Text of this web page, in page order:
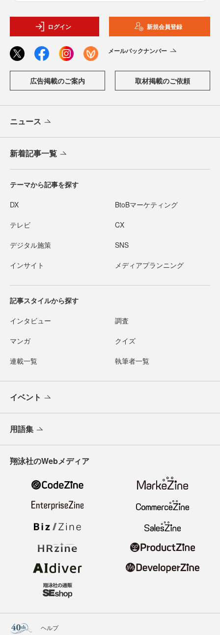
ログイン 新規会員登録
メールバックナンバー
広告掲載のご案内 取材掲載のご依頼
ニュース
新着記事一覧
テーマから記事を探す
DX BtoBマーケティング
テレビ CX
デジタル施策 SNS
インサイト メディアプランニング
記事スタイルから探す
インタビュー 調査
マンガ クイズ
連載一覧 執筆者一覧
イベント
用語集
翔泳社のWebメディア
ヘルプ